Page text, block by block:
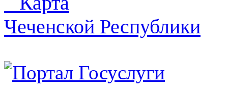
Чеченской Республики